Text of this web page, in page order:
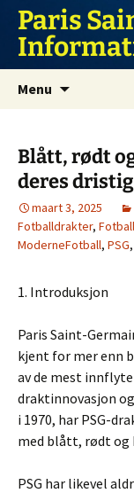
naar
inhoud
Paris
Menu
Blått, rødt
deres
maart 3, 2025
Fotballdrakter,
ModerneFotball, PSG,
1. Introduksjon
Paris Saint-
kjent for mer enn
av de mest
draktinnovasjon
i 1970, har PSG-
med blått, rødt og
PSG har likevel